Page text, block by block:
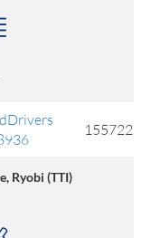
155722
Ryobi (TTI)